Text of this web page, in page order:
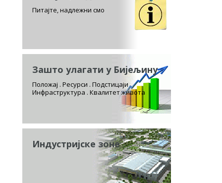
Питајте, надлежни смо
Зашто улагати у Бијељину
Положај . Ресурси . Подстицаји
Инфраструктура . Квалитет живота
Индустријске зоне